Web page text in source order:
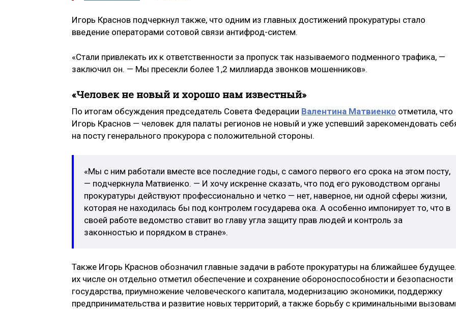
Игорь Краснов подчеркнул также, что одним из главных достижений прокуратуры стало
введение операторами сотовой связи антифрод-систем.
«Стали привлекать их к ответственности за пропуск так называемого подменного трафика, —
заключил он. — Мы пресекли более 1,2 миллиарда звонков мошенников».
«Человек не новый и хорошо нам известный»
По итогам обсуждения председатель Совета Федерации Валентина Матвиенко отметила, что
Игорь Краснов — человек для палаты регионов не новый и уже успевший зарекомендовать
на посту генерального прокурора с положительной стороны.
«Мы с ним работали вместе все последние годы, с самого первого его срока на этом посту,
— подчеркнула Матвиенко. — И хочу искренне сказать, что под его руководством органы
прокуратуры действуют профессионально и четко — нет, наверное, ни одной сферы жизни,
которая не находилась бы под контролем государева ока. А особенно импонирует то, что в
своей работе ведомство ставит во главу угла защиту прав людей и контроль за
законностью и порядком в стране».
Также Игорь Краснов обозначил главные задачи в работе прокуратуры на ближайшее
их числе он отдельно отметил обеспечение и сохранение обороноспособности и безопасности
государства, приумножение человеческого капитала, модернизацию экономики, поддержку
предпринимательства и развитие новых территорий, а также борьбу с криминальными